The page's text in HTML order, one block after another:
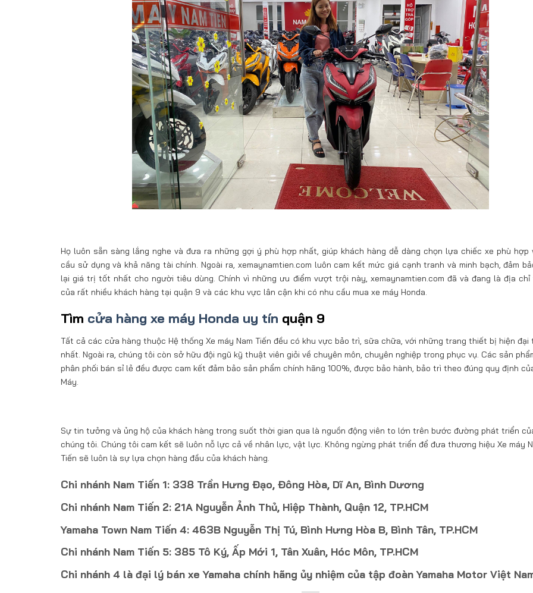
Họ luôn sẵn sàng lắng nghe và đưa ra những gợi ý phù hợp nhất, giúp khách hàng dễ dàng chọn lựa chiếc xe phù hợp
cầu sử dụng và khả năng tài chính. Ngoài ra, xemaynamtien.com luôn cam kết mức giá cạnh tranh và minh bạch, đảm
lại giá trị tốt nhất cho người tiêu dùng. Chính vì những ưu điểm vượt trội này, xemaynamtien.com đã và đang là địa
của rất nhiều khách hàng tại quận 9 và các khu vực lân cận khi có nhu cầu mua xe máy Honda.
Tìm cửa hàng xe máy Honda uy tín quận 9
Tất cả các cửa hàng thuộc Hệ thống Xe máy Nam Tiến đều có khu vực bảo trì, sữa chữa, với những trang thiết bị hiện đại
nhất. Ngoài ra, chúng tôi còn sở hữu đội ngũ kỹ thuật viên giỏi về chuyên môn, chuyên nghiệp trong phục vụ. Các sản
phân phối bán sỉ lẻ đều được cam kết đảm bảo sản phẩm chính hãng 100%, được bảo hành, bảo trì theo đúng quy định
Máy.
Sự tin tưởng và ủng hộ của khách hàng trong suốt thời gian qua là nguồn động viên to lớn trên bước đường phát triển
chúng tôi. Chúng tôi cam kết sẽ luôn nỗ lực cả về nhân lực, vật lực. Không ngừng phát triển để đưa thương hiệu Xe máy
Tiến sẽ luôn là sự lựa chọn hàng đầu của khách hàng.
Chi nhánh Nam Tiến 1: 338 Trần Hưng Đạo, Đông Hòa, Dĩ An, Bình Dương
Chi nhánh Nam Tiến 2: 21A Nguyễn Ảnh Thủ, Hiệp Thành, Quận 12, TP.HCM
Yamaha Town Nam Tiến 4: 463B Nguyễn Thị Tú, Bình Hưng Hòa B, Bình Tân, TP.HCM
Chi nhánh Nam Tiến 5: 385 Tô Ký, Ấp Mới 1, Tân Xuân, Hóc Môn, TP.HCM
Chi nhánh 4 là đại lý bán xe Yamaha chính hãng ủy nhiệm của tập đoàn Yamaha Motor Việt